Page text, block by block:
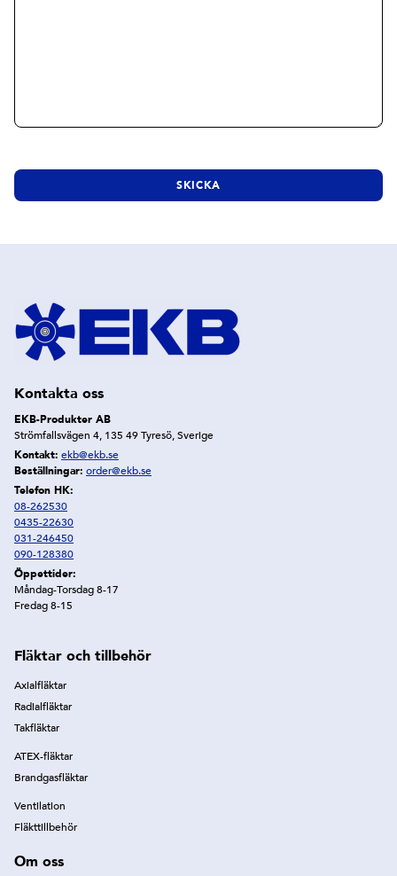
Kontakta oss
EKB-Produkter AB
Strömfallsvägen 4, 135 49 Tyresö, Sverige
Kontakt: ekb@ekb.se
Beställningar: order@ekb.se
Telefon HK:
08-262530
0435-22630
031-246450
090-128380
Öppettider:
Måndag-Torsdag 8-17
Fredag 8-15
Fläktar och tillbehör
Axialfläktar
Radialfläktar
Takfläktar
ATEX-fläktar
Brandgasfläktar
Ventilation
Fläkttillbehör
Om oss